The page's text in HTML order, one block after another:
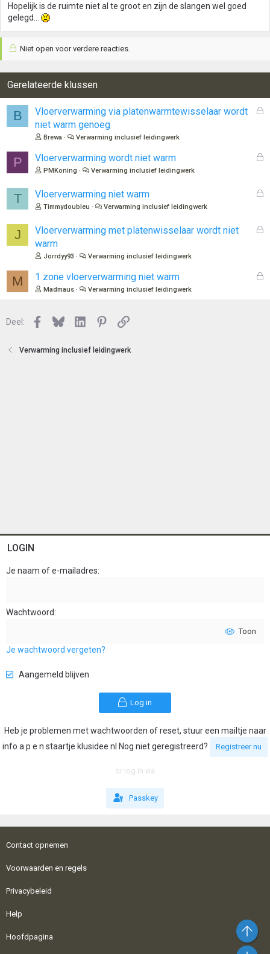
Hopelijk is de ruimte niet al te groot en zijn de slangen wel goed
gelegd...
Niet open voor verdere reacties.
Gerelateerde klussen
B
G
o
Vloerverwarming via platenwarmtewisselaar wordt
niet warm genoeg
Brewa Verwarming inclusief leidingwerk
P
G
l
n
Vloerverwarming wordt niet warm
PMKoning Verwarming inclusief leidingwerk
T
G
l
Vloerverwarming niet warm
Timmydoubleu Verwarming inclusief leidingwerk
J
G
o
Vloerverwarming met platenwisselaar wordt niet
warm
Jorrdyy93 Verwarming inclusief leidingwerk
M
G
1 zone vloerverwarming niet warm
Madmaus Verwarming inclusief leidingwerk
Deel: Facebook
BlueskyLinkedInPinterest
Link
Verwarming inclusief leidingwerk
LOGIN
Je naam of e-mailadres
Wachtwoord
Toon
Je wachtwoord vergeten?
Aangemeld blijven
Log in
Heb je problemen met wachtwoorden of reset, stuur een mailtje naar
info a p e n staartje klusidee nl Nog niet geregistreerd?
Registreer nu
or log in via
Passkey
Contact opnemen
Voorwaarden en regels
Privacybeleid
Help
Hoofdpagina